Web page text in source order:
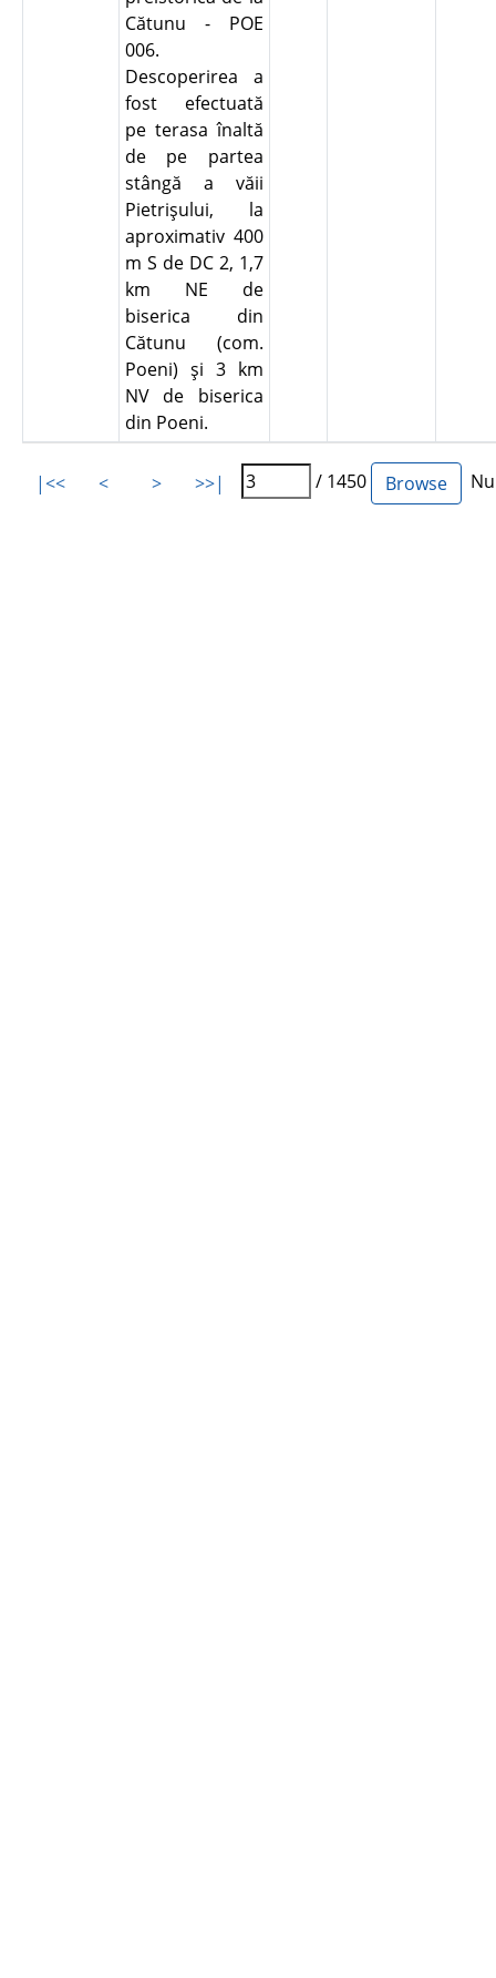
Cătunu - POE
006.
Descoperirea a
fost efectuată
pe terasa înaltă
de pe partea
stângă a văii
Pietrişului, la
aproximativ 400
m S de DC 2, 1,7
km NE de
biserica din
Cătunu (com.
Poeni) şi 3 km
NV de biserica
din Poeni.
|<< < > >>| / 1450